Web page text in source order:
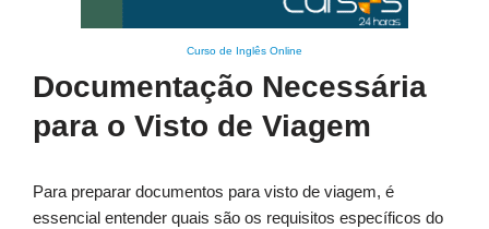
Curso de Inglês Online
Documentação Necessária
para o Visto de Viagem
Para preparar documentos para visto de viagem, é
essencial entender quais são os requisitos específicos do